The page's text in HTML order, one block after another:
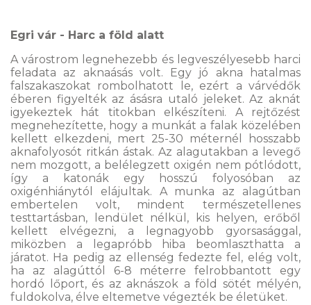
Egri vár - Harc a föld alatt
A várostrom legnehezebb és legveszélyesebb harci
feladata az aknaásás volt. Egy jó akna hatalmas
falszakaszokat rombolhatott le, ezért a várvédők
éberen figyelték az ásásra utaló jeleket. Az aknát
igyekeztek hát titokban elkészíteni. A rejtőzést
megnehezítette, hogy a munkát a falak közelében
kellett elkezdeni, mert 25-30 méternél hosszabb
aknafolyosót ritkán ástak. Az alagutakban a levegő
nem mozgott, a belélegzett oxigén nem pótlódott,
így a katonák egy hosszú folyosóban az
oxigénhiánytól elájultak. A munka az alagútban
embertelen volt, mindent természetellenes
testtartásban, lendület nélkül, kis helyen, erőből
kellett elvégezni, a legnagyobb gyorsasággal,
miközben a legapróbb hiba beomlaszthatta a
járatot. Ha pedig az ellenség fedezte fel, elég volt,
ha az alagúttól 6-8 méterre felrobbantott egy
hordó lőport, és az aknászok a föld sötét mélyén,
fuldokolva, élve eltemetve végezték be életüket.